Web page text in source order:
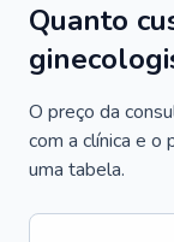
Quanto
O preço da
com a clínica e o
uma tabela.